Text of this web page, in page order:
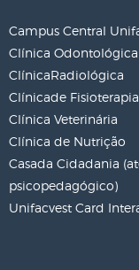
Campus Central
Clínica Odontológica
ClínicaRadiológica
Clínicade Fisioterapia
Clínica Veterinária
Clínica de Nutrição
Casada Cidadania
psicopedagógico)
Unifacvest Card